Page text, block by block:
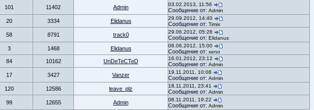
101 11402 Admin 03.02.2013, 11:56
Сообщение от: Admin
20 3334 Elidanus 29.09.2012, 14:40
Сообщение от: Timix
58 8791 track0 29.06.2012, 05:28
Сообщение от: Elidanus
3 1468 Elidanus 08.06.2012, 15:00
Сообщение от: xeno
84 10162 UnDeTeCTeD 16.01.2012, 23:12
Сообщение от: Admin
17 3427 Vanzer 19.11.2011, 10:08
Сообщение от: Admin
120 12586 leave_plz 18.11.2011, 23:41
Сообщение от: Admin
99 12655 Admin 08.11.2011, 19:22
Сообщение от: Admin